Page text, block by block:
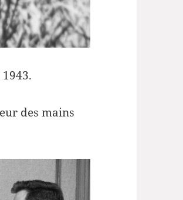
des mains